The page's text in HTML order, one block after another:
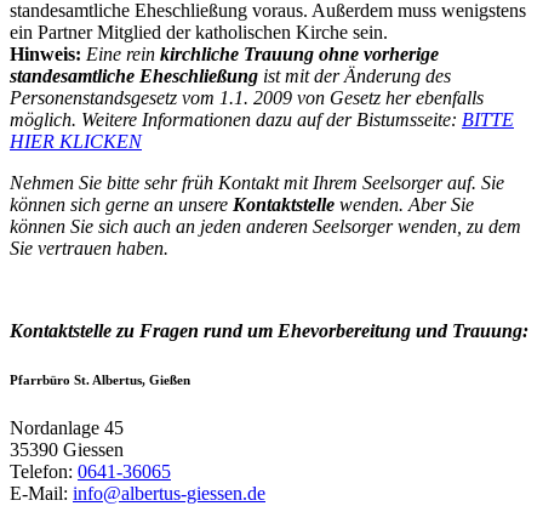
standesamtliche Eheschließung voraus. Außerdem muss wenigstens
ein Partner Mitglied der katholischen Kirche sein.
Hinweis: Eine rein kirchliche Trauung ohne vorherige
standesamtliche Eheschließung ist mit der Änderung des
Personenstandsgesetz vom 1.1. 2009 von Gesetz her ebenfalls
möglich. Weitere Informationen dazu auf der Bistumsseite: BITTE
HIER KLICKEN
Nehmen Sie bitte sehr früh Kontakt mit Ihrem Seelsorger auf. Sie
können sich gerne an unsere Kontaktstelle wenden. Aber Sie
können Sie sich auch an jeden anderen Seelsorger wenden, zu dem
Sie vertrauen haben.
Kontaktstelle zu Fragen rund um Ehevorbereitung und Trauung:
Pfarrbüro St. Albertus, Gießen
Nordanlage 45
35390 Giessen
Telefon: 0641-36065
E-Mail: info@albertus-giessen.de